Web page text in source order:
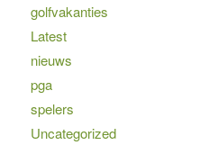
golfvakanties
Latest
nieuws
pga
spelers
Uncategorized